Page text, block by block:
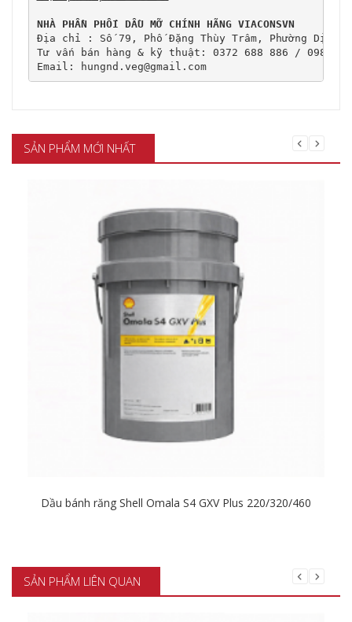
NHÀ PHẦN PHỐI DẦU MỠ CHÍNH HÃNG VIACONSVN
Địa chỉ : Số 79, Phố Đặng Thùy Trâm, Phường Dịch
Tư vấn bán hàng & kỹ thuật: 0372 688 886 / 0989
Email: hungnd.veg@gmail.com
SẢN PHẨM MỚI NHẤT
Dầu bánh răng Shell Omala S4 GXV Plus 220/320/460
SẢN PHẨM LIÊN QUAN